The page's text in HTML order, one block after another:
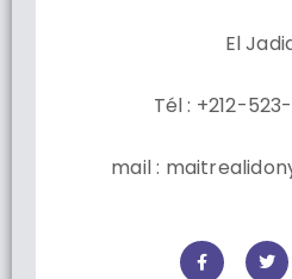
El
Tél : +212-
mail :